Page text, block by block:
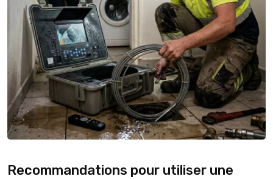
Recommandations pour utiliser une